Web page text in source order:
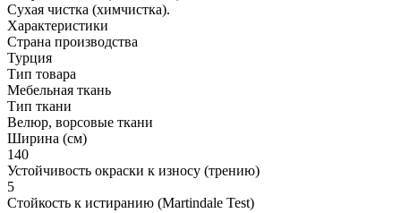
Cухая чистка (химчистка).
Характеристики
Страна производства
Турция
Тип товара
Мебельная ткань
Тип ткани
Велюр, ворсовые ткани
Ширина (см)
140
Устойчивость окраски к износу (трению)
5
Стойкость к истиранию (Martindale Test)